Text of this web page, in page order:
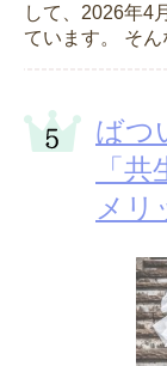
して、2026年4
ています。 そ
ばつ
「
メリ